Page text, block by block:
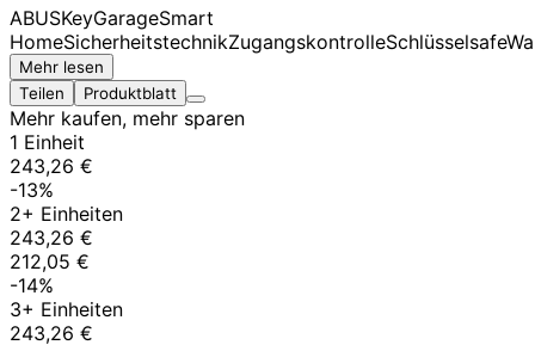
ABUSKeyGarageSmart
HomeSicherheitstechnikZugangskontrolleSchlüsselsafe
Mehr lesen
Teilen
Produktblatt
Mehr kaufen, mehr sparen
1 Einheit
243,26 €
-13%
2+ Einheiten
243,26 €
212,05 €
-14%
3+ Einheiten
243,26 €